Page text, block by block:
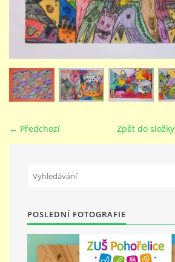
GALERIE
VIDEA - FILMOVÁ TVORBA
PEDAGOGICKÝ SBOR
← Předchozí Zpět do složky
POSLEDNÍ FOTOGRAFIE